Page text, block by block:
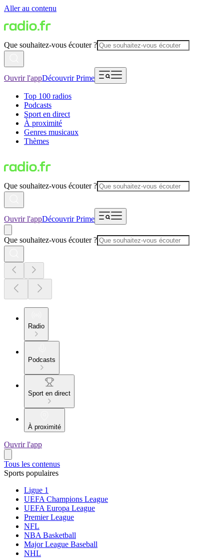
Aller au contenu
Que souhaitez-vous écouter ?
Ouvrir l'appDécouvrir Prime
Top 100 radios
Podcasts
Sport en direct
À proximité
Genres musicaux
Thèmes
Que souhaitez-vous écouter ?
Ouvrir l'appDécouvrir Prime
Que souhaitez-vous écouter ?
Radio
Podcasts
Sport en direct
À proximité
Ouvrir l'app
Tous les contenus
Sports populaires
Ligue 1
UEFA Champions League
UEFA Europa League
Premier League
NFL
NBA Basketball
Major League Baseball
NHL